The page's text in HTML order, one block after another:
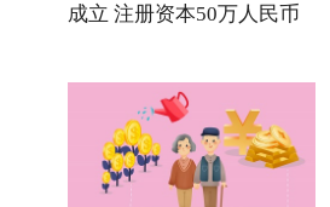
成立 注册资本50万人民币